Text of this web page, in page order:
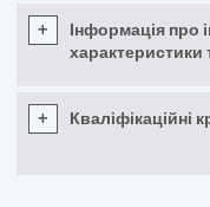
+
Інформація про
характеристики
+ Кваліфікаційні